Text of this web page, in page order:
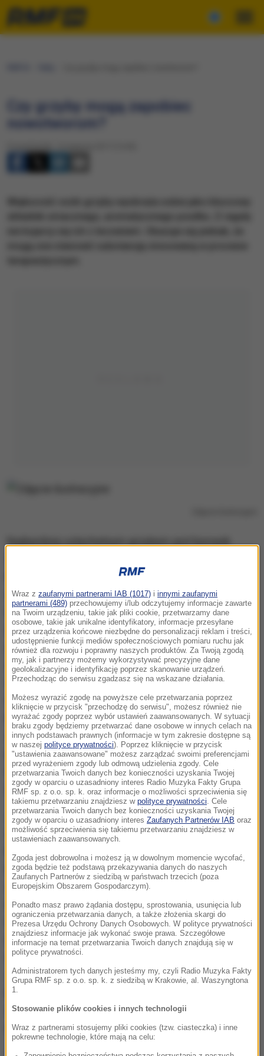
Czy grzyby mogą zapobiec
nowotworom?
Najbardziej szlachetnym grzybem jest borowik
które nie tylko satysfakcjonują nasze podniebienie,
ale także sprzyjają naszemu zdrowiu. Borowik jest
najlepszym naturalnym źródłem selenu, a jak się
okazuje właściwy poziom selenu w surowicy krwi
jest niezbędnym warunkiem do tego, abyśmy nie
zachorowali na chorobę nowotworową. Do takich
wniosków doszli naukowcy z Pomorskiego
Uniwersytetu Medycznego pracujący pod
kierownictwem prof. Jana Lubińskiego. Odkryli oni, że
zwiększenie stężenia selenu w surowicy krwi z
poziomu 40 µg/l do poziomu 60 µg/l sprawia, że
ryzyko zachorowania na choroby nowotworowe
zmniejsza się 12-krotnie.
Jest to spowodowane prawdopodobnie tym, że
selen wiąże się między innymi z metalami ciężkimi,
które są rakotwórcze. W tej związanej formie są one
łatwiej wydalane z organizmu. Wysoki poziom
selenu nie tylko zapobiega zachorowaniu na
nowotwory, ale także powoduje, że choroba
nowotworowa postępuje wolniej. Selen jest ważnym
mikroelementem, który sprzyja zdrowiu tarczycy i
wpływa prozdrowotnie na układ odpornościowy.
Jego niedobór zauważyć można w postaci słabszej
kondycji włosów, skóry i paznokci. Niski poziom
selenu wiąże się również z bezpłodnością u
mężczyzn.
Wraz z zaufanymi partnerami IAB (1017) i innymi zaufanymi
partnerami (489) przechowujemy i/lub odczytujemy informacje zawarte
na Twoim urządzeniu, takie jak pliki cookie, przetwarzamy dane
osobowe, takie jak unikalne identyfikatory, informacje przesyłane
przez urządzenia końcowe niezbędne do personalizacji reklam i treści,
udostępnienie funkcji mediów społecznościowych pomiaru ruchu jak
również dla rozwoju i poprawny naszych produktów. Za Twoją zgodą
my, jak i partnerzy możemy wykorzystywać precyzyjne dane
geolokalizacyjne i identyfikację poprzez skanowanie urządzeń.
Przechodząc do serwisu zgadzasz się na wskazane działania.
Możesz wyrazić zgodę na powyższe cele przetwarzania poprzez
kliknięcie w przycisk "przechodzę do serwisu", możesz również nie
wyrażać zgody poprzez wybór ustawień zaawansowanych. W sytuacji
braku zgody będziemy przetwarzać dane osobowe w innych celach na
innych podstawach prawnych (informacje w tym zakresie dostępne są
w naszej polityce prywatności). Poprzez kliknięcie w przycisk
"ustawienia zaawansowane" możesz zarządzać swoimi preferencjami
przed wyrażeniem zgody lub odmową udzielenia zgody. Cele
przetwarzania Twoich danych bez konieczności uzyskania Twojej
zgody w oparciu o uzasadniony interes Radio Muzyka Fakty Grupa
RMF sp. z o.o. sp. k. oraz informacje o możliwości sprzeciwienia się
takiemu przetwarzaniu znajdziesz w polityce prywatności. Cele
przetwarzania Twoich danych bez konieczności uzyskania Twojej
zgody w oparciu o uzasadniony interes Zaufanych Partnerów IAB oraz
możliwość sprzeciwienia się takiemu przetwarzaniu znajdziesz w
ustawieniach zaawansowanych.
Zgoda jest dobrowolna i możesz ją w dowolnym momencie wycofać,
zgoda będzie też podstawą przekazywania danych do naszych
Zaufanych Partnerów z siedzibą w państwach trzecich (poza
Europejskim Obszarem Gospodarczym).
Ponadto masz prawo żądania dostępu, sprostowania, usunięcia lub
ograniczenia przetwarzania danych, a także złożenia skargi do
Prezesa Urzędu Ochrony Danych Osobowych. W polityce prywatności
znajdziesz informacje jak wykonać swoje prawa. Szczegółowe
informacje na temat przetwarzania Twoich danych znajdują się w
polityce prywatności.
Administratorem tych danych jesteśmy my, czyli Radio Muzyka Fakty
Grupa RMF sp. z o.o. sp. k. z siedzibą w Krakowie, al. Waszyngtona
1.
Stosowanie plików cookies i innych technologii
Wraz z partnerami stosujemy pliki cookies (tzw. ciasteczka) i inne
pokrewne technologie, które mają na celu: